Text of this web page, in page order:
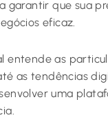
garantir que sua
eficaz.
entende as
as tendências
uma